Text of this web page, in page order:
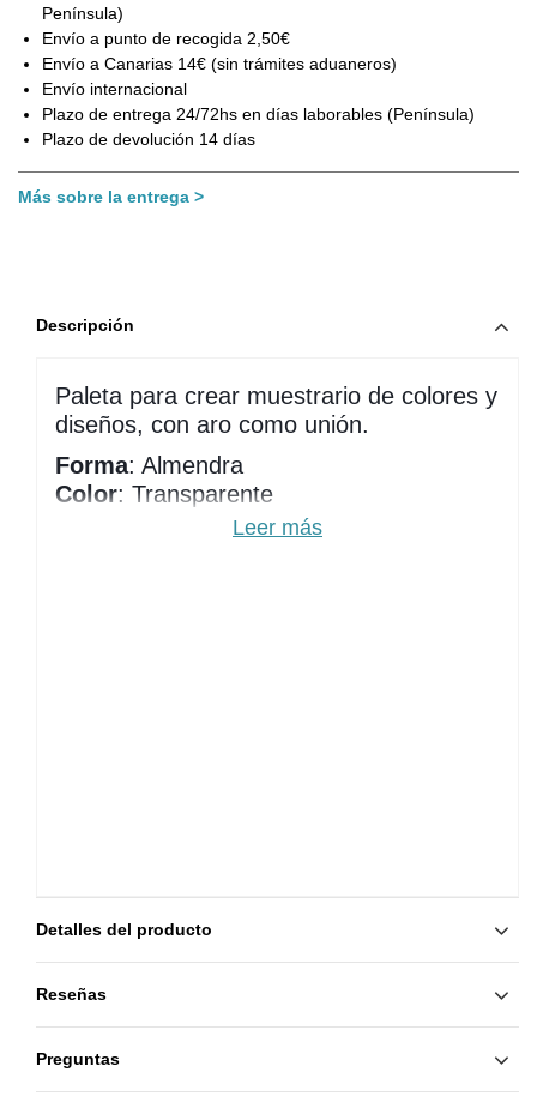
Península)
Envío a punto de recogida 2,50€
Envío a Canarias 14€ (sin trámites aduaneros)
Envío internacional
Plazo de entrega 24/72hs en días laborables (Península)
Plazo de devolución 14 días
Más sobre la entrega
Descripción
Paleta para crear muestrario de colores y
diseños, con aro como unión.
Forma: Almendra
Color: Transparente
Contenido en aro: 50 tips
Leer más
Detalles del producto
Reseñas
Preguntas